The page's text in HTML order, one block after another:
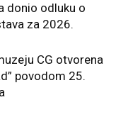
donio odluku o
za 2026.
CG otvorena
povodom 25.